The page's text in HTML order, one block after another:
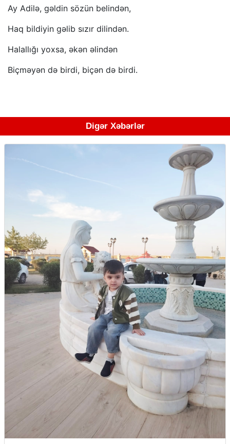
Ay Adilə, gəldin sözün belindən,
Haq bildiyin gəlib sızır dilindən.
Halallığı yoxsa, əkən əlindən
Biçməyən də birdi, biçən də birdi.
Digər Xəbərlər